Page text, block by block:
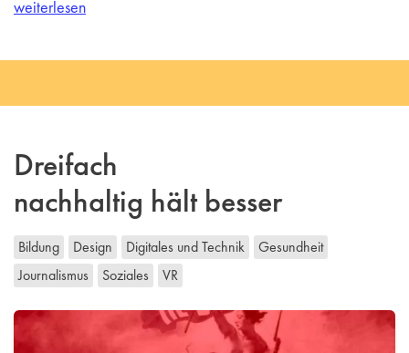
weiterlesen
Dreifach
nachhaltig hält besser
Bildung Design Digitales und Technik
Gesundheit
Journalismus
Soziales VR